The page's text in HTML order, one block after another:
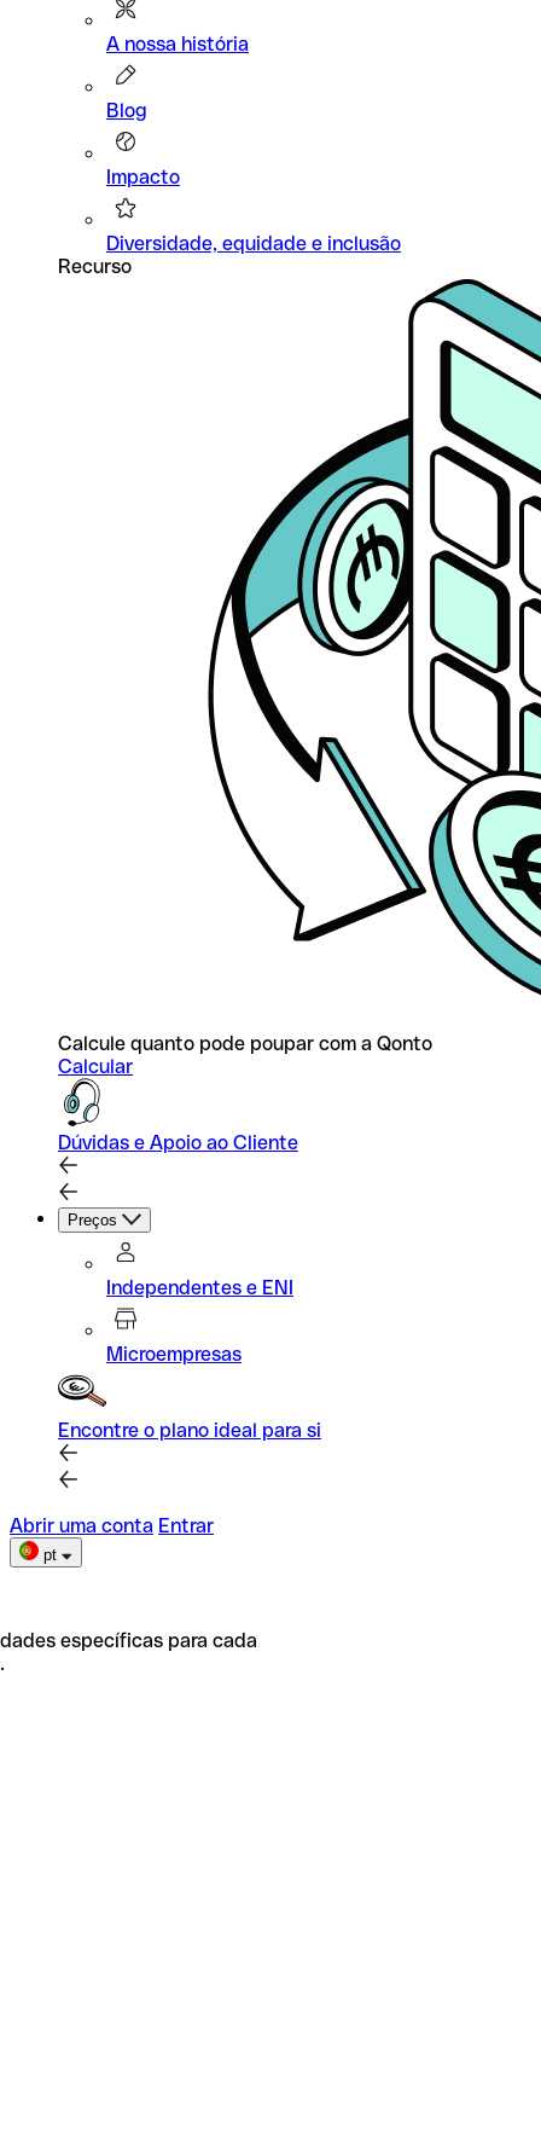
A nossa história
Blog
Impacto
Diversidade, equidade e inclusão
Recurso
Calcule quanto pode poupar com a Qonto
Calcular
Dúvidas e Apoio ao Cliente
Preços
Independentes e ENI
Microempresas
Encontre o plano ideal para si
Abrir uma conta Entrar
pt
específicas para cada